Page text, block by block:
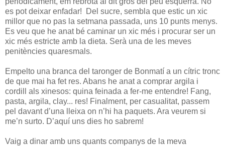
es pot deixar enfadar! Del sucre, sembla que estic un xic
millor que no pas la setmana passada, uns 10 punts menys.
Es veu que he anat bé caminar un xic més i procurar ser un
xic més estricte amb la dieta. Serà una de les meves
penitències quaresmals.
Empelto una branca del taronger de Bonmatí a un cítric tronc
de que mai ha fet res. Abans he anat a comprar argila i
cordill als xinesos: quina feinada a fer-me entendre! Fang,
pasta, argila, clay... res! Finalment, per casualitat, passem
pel davant d’una lleixa on n’hi ha paquets. Ara veurem si
me’n surto. D’aquí uns dies ho sabrem!
Vaig a dinar amb uns quants companys de la meva